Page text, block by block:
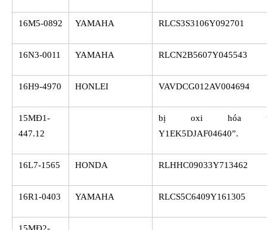
16M5-0892 YAMAHA RLCS3S3106Y092701
16N3-0011 YAMAHA RLCN2B5607Y045543
16H9-4970 HONLEI VAVDCG012AV004694
15MĐ1-
447.12
bị oxi hóa
Y1EK5DJAF04640”.
16L7-1565 HONDA RLHHC09033Y713462
16R1-0403 YAMAHA RLCS5C6409Y161305